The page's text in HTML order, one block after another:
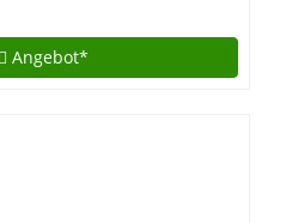
Angebot*